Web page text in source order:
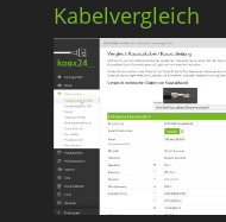
Kabelvergleich